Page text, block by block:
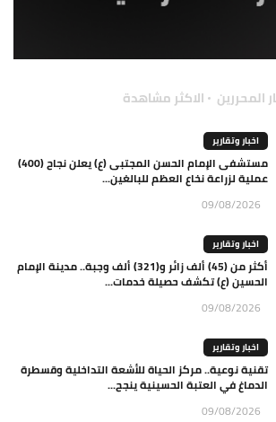
المحررين الاكثر مشاهدة
اخبار وتقارير
مستشفى الإمام الحسن المجتبى (ع) يعلن نجاح (400)
عملية لزراعة نخاع العظم للبالغين...
09/08/2026
اخبار وتقارير
أكثر من (45) ألف زائر و(321) ألف وجبة.. مدينة الإمام
الحسين (ع) تكشف حصيلة خدمات...
09/08/2026
اخبار وتقارير
تقنية نوعية.. مركز الحياة للأشعة التداخلية وقسطرة
الدماغ في العتبة الحسينية ينجح...
09/08/2026